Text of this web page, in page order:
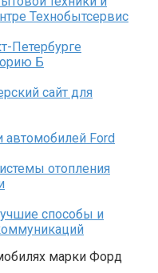
Технобытсервис
Петербурге
Б
сайт для
автомобилей Ford
отопления
способы и
марки Форд